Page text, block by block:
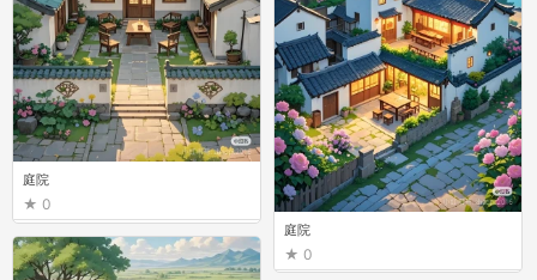
庭院
0
庭院
0